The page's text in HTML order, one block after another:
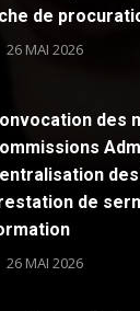
de
26 MAI 2026
des
de
26 MAI 2026